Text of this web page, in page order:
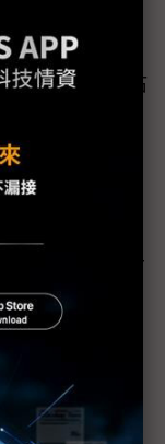
至1,150萬
片，供應鏈估
縮，僅有少
代工訂單，
在2025年拉升
840萬片；
減至430萬